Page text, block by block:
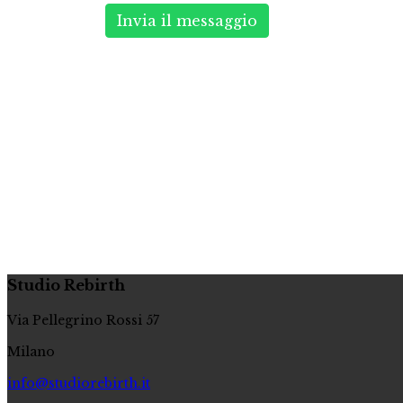
Invia il messaggio
Studio Rebirth
Via Pellegrino Rossi 57
Milano
info@studiorebirth.it